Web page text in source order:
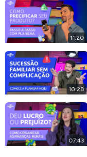
11:20
10:28
07:43